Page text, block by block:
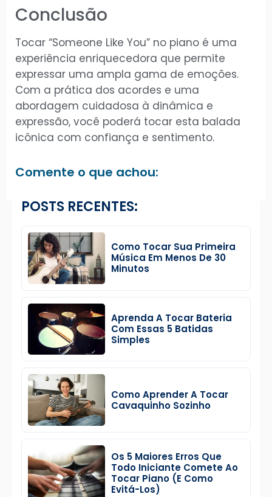
Conclusão
Tocar “Someone Like You” no piano é uma
experiência enriquecedora que permite
expressar uma ampla gama de emoções.
Com a prática dos acordes e uma
abordagem cuidadosa à dinâmica e
expressão, você poderá tocar esta balada
icônica com confiança e sentimento.
Comente o que achou:
POSTS RECENTES:
Como Tocar Sua Primeira
Música Em Menos De 30
Minutos
Aprenda A Tocar Bateria
Com Essas 5 Batidas
Simples
Como Aprender A Tocar
Cavaquinho Sozinho
Os 5 Maiores Erros Que
Todo Iniciante Comete Ao
Tocar Piano (e Como
Evitá-Los)